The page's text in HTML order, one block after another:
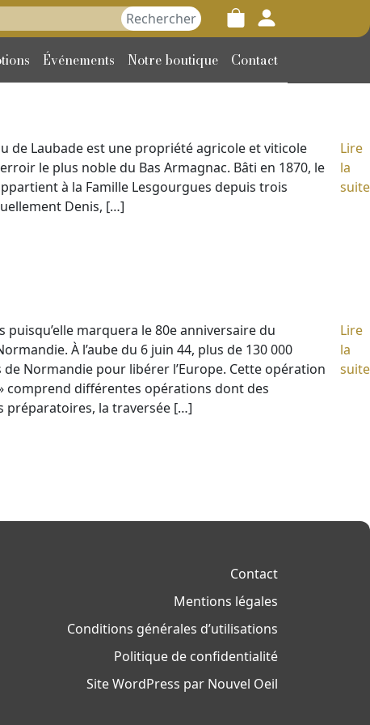
:
Événements Notre boutique Contact
de Laubade est une propriété agricole et viticole
le plus noble du Bas Armagnac. Bâti en 1870, le
à la Famille Lesgourgues depuis trois
Denis, […]
Lire
la
suite
puisqu’elle marquera le 80e anniversaire du
À l’aube du 6 juin 44, plus de 130 000
Normandie pour libérer l’Europe. Cette opération
comprend différentes opérations dont des
préparatoires, la traversée […]
Lire
la
suite
Contact
Mentions légales
Conditions générales d’utilisations
Politique de confidentialité
Site WordPress par Nouvel Oeil